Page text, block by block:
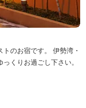
のお宿です。 伊勢湾・
くりお過ごし下さい。